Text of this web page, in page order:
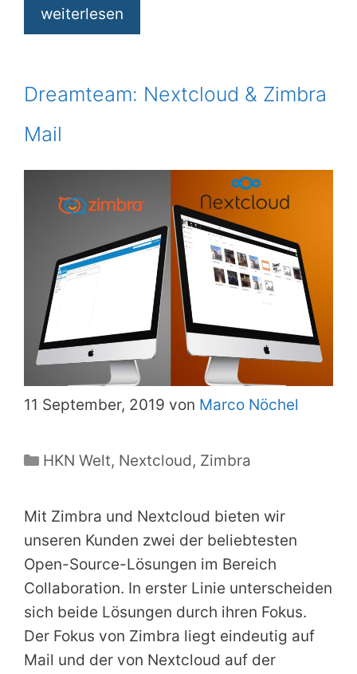
weiterlesen
Dreamteam: Nextcloud & Zimbra
Mail
11 September, 2019 von Marco Nöchel
Kategorien
HKN Welt, Nextcloud, Zimbra
Mit Zimbra und Nextcloud bieten wir
unseren Kunden zwei der beliebtesten
Open-Source-Lösungen im Bereich
Collaboration. In erster Linie unterscheiden
sich beide Lösungen durch ihren Fokus.
Der Fokus von Zimbra liegt eindeutig auf
Mail und der von Nextcloud auf der